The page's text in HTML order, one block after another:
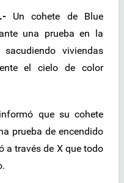
Un cohete de Blue
una prueba en la
viviendas
el cielo de color
que su cohete
prueba de encendido
a través de X que todo